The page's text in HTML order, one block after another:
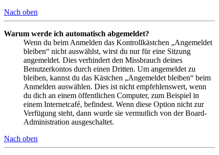
Nach oben
Warum werde ich automatisch abgemeldet?
Wenn du beim Anmelden das Kontrollkästchen „Angemeldet
bleiben“ nicht auswählst, wirst du nur für eine Sitzung
angemeldet. Dies verhindert den Missbrauch deines
Benutzerkontos durch einen Dritten. Um angemeldet zu
bleiben, kannst du das Kästchen „Angemeldet bleiben“ beim
Anmelden auswählen. Dies ist nicht empfehlenswert, wenn
du dich an einem öffentlichen Computer, zum Beispiel in
einem Internetcafé, befindest. Wenn diese Option nicht zur
Verfügung steht, dann wurde sie vermutlich von der Board-
Administration ausgeschaltet.
Nach oben